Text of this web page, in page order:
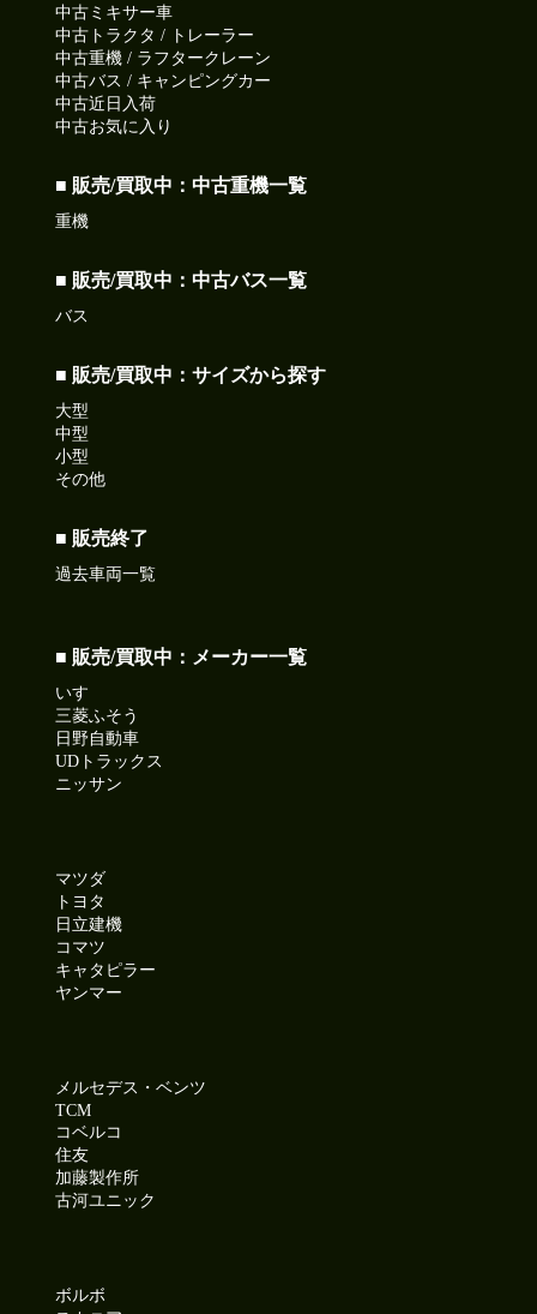
中古ミキサー車
中古トラクタ / トレーラー
中古重機 / ラフタークレーン
中古バス / キャンピングカー
中古近日入荷
中古お気に入り
■ 販売/買取中：中古重機一覧
重機
■ 販売/買取中：中古バス一覧
バス
■ 販売/買取中：サイズから探す
大型
中型
小型
その他
■ 販売終了
過去車両一覧
■ 販売/買取中：メーカー一覧
いすゞ
三菱ふそう
日野自動車
UDトラックス
ニッサン
マツダ
トヨタ
日立建機
コマツ
キャタピラー
ヤンマー
メルセデス・ベンツ
TCM
コベルコ
住友
加藤製作所
古河ユニック
ボルボ